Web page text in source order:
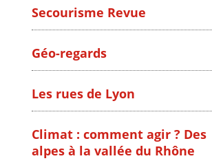
Secourisme Revue
Géo-regards
Les rues de Lyon
Climat : comment agir ? Des
alpes à la vallée du Rhône